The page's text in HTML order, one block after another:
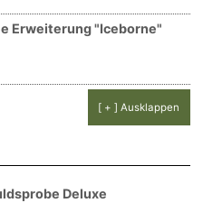
Erweiterung "Iceborne"
[ + ] Ausklappen
Deluxe